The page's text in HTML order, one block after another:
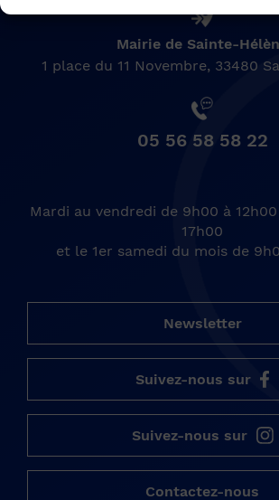
Mairie de Sainte-
1 place du 11 Novembre, 33480
05 56 58 58 22
Mardi au vendredi de 9h00 à
17h00
et le 1er samedi du mois de
Newsletter
Suivez-nous sur
Suivez-nous sur
Contactez-nous